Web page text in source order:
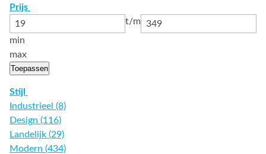
Prijs
t/m
min
max
Toepassen
Stijl
Industrieel (8)
Design (116)
Landelijk (29)
Modern (434)